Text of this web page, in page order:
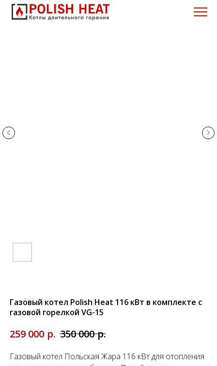
Газовый котел Polish Heat 116 кВт в комплекте с
газовой горелкой VG-15
259 000 р. 350 000 р.
Газовый котел Польская Жара 116 кВт для отопления